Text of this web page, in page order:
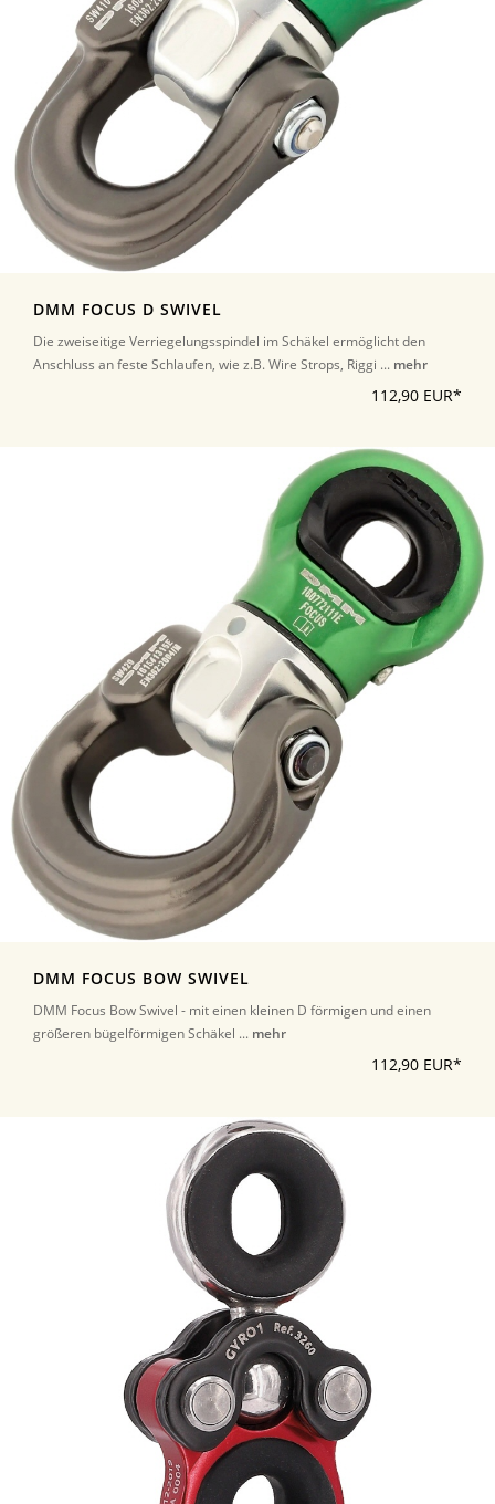
DMM FOCUS D SWIVEL
Die zweiseitige Verriegelungsspindel im Schäkel ermöglicht den
Anschluss an feste Schlaufen, wie z.B. Wire Strops, Riggi ... mehr
112,90 EUR*
DMM FOCUS BOW SWIVEL
DMM Focus Bow Swivel - mit einen kleinen D förmigen und einen
größeren bügelförmigen Schäkel ... mehr
112,90 EUR*